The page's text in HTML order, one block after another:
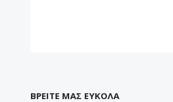
ΒΡΕΙΤΕ ΜΑΣ ΕΥΚΟΛΑ